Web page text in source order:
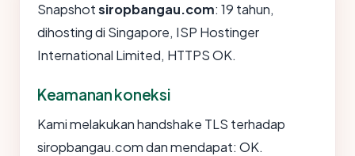
Snapshotsiropbangau.com: 19 tahun,
dihosting di Singapore, ISP Hostinger
International Limited, HTTPS OK.
Keamanan koneksi
Kami melakukan handshake TLS terhadap
siropbangau.com dan mendapat: OK.